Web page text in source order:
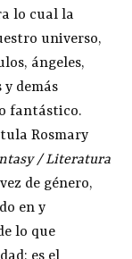
lo cual la
universo,
ángeles,
y demás
fantástico.
Rosmary
/ Literatura
de género,
en y
lo que